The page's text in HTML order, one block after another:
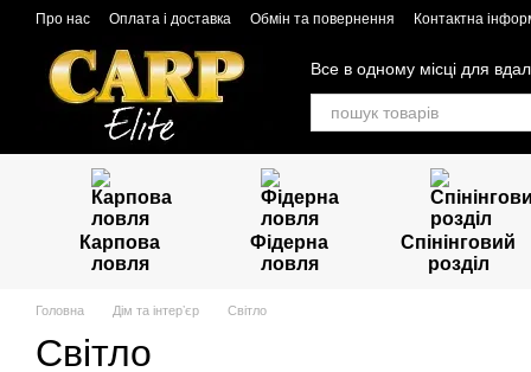
Перейти до основного контенту
Про нас Оплата і доставка Обмін та повернення Контактна
Все в одному місці для
Карпова
ловля
Фідерна
ловля
Спінінговий
розділ
Головна Дім та інтерʼєр Світло
Світло